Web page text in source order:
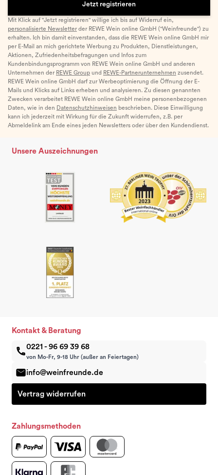
Jetzt registrieren
Mit Klick auf "Jetzt registrieren" willige ich bis auf Widerruf ein,
personalisierte Newsletter der REWE Wein online GmbH ("Weinfreunde") zu
erhalten. Ich bin damit einverstanden, dass die REWE Wein online GmbH mir
per E-Mail an mich gerichtete Werbung zu Produkten, Dienstleistungen,
Aktionen, Zufriedenheitsbefragungen und Infos zum
Kundenbindungsprogramm von REWE Wein online GmbH und anderen
Unternehmen der REWE Group und REWE-Partnerunternehmen zusendet.
REWE Wein online GmbH darf zur Werbeoptimierung die Öffnung der E-
Mails und Klicks auf Links erheben und analysieren. Zu diesen genannten
Zwecken verarbeitet REWE Wein online GmbH meine personenbezogenen
Daten, wie in den Datenschutzhinweisen beschrieben. Diese Einwilligung
kann ich jederzeit mit Wirkung für die Zukunft widerrufen, z.B. per
Abmeldelink am Ende eines jeden Newsletters oder über den Kundendienst.
Unsere Auszeichnungen
Kontakt & Beratung
0221 - 96 69 39 68
von Mo-Fr, 9-18 Uhr (außer an Feiertagen)
info@weinfreunde.de
Vertrag widerrufen
Zahlungsmethoden